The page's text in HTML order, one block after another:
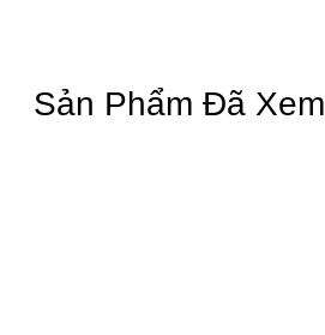
Sản Phẩm Đã Xem